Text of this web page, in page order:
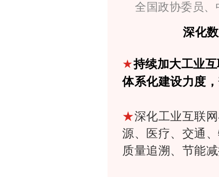
全国政协委员
深化
★持续加大工业
体系化建设力度
★深化工业互联
源、医疗、交通
质量追溯、节能